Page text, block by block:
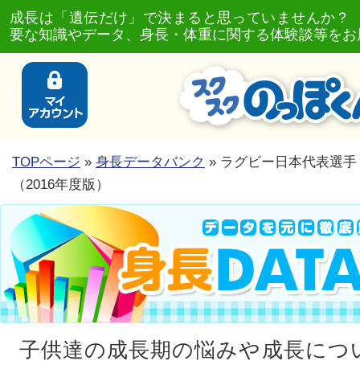
成長は「遺伝だけ」で決まると思っていませんか
要な知識やデータ、身長・体重に関する体験談等を
TOPページ » 身長データバンク » ラグビー日本代表選
（2016年度版）
子供達の成長期の悩みや成長につ